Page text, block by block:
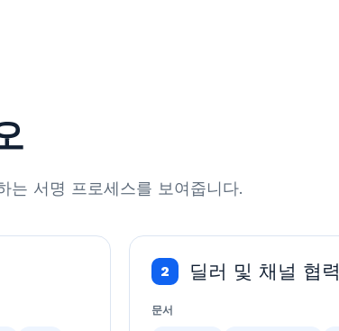
는 서명 프로세스를 보여줍니다.
2 딜러 및 채널 협력
문서